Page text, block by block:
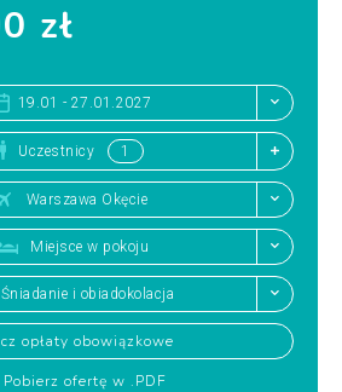
zł
19.01 - 27.01.2027
Uczestnicy
Warszawa Okęcie
Miejsce w pokoju
Śniadanie i obiadokolacja
opłaty obowiązkowe
Pobierz ofertę w .PDF